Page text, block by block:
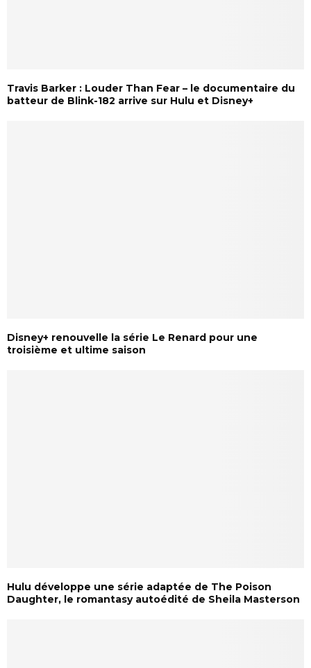
Travis Barker : Louder Than Fear – le documentaire du
batteur de Blink-182 arrive sur Hulu et Disney+
Disney+ renouvelle la série Le Renard pour une
troisième et ultime saison
Hulu développe une série adaptée de The Poison
Daughter, le romantasy autoédité de Sheila Masterson